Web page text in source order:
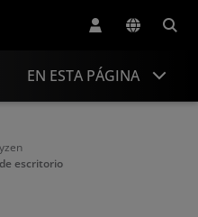
EN ESTA PÁGINA
escritorio